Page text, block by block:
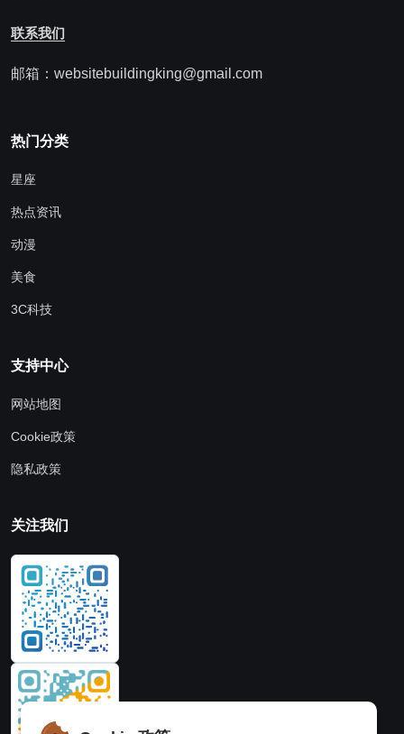
联系我们
邮箱：websitebuildingking@gmail.com
热门分类
星座
热点资讯
动漫
美食
3C科技
支持中心
网站地图
Cookie政策
隐私政策
关注我们